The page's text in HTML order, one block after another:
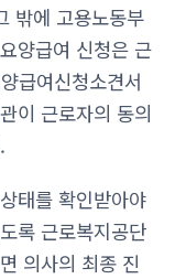
밖에 고용노동부
양급여 신청은 근
급여신청소견서
이 근로자의 동의
태를 확인받아야
록 근로복지공단
의사의 최종 진